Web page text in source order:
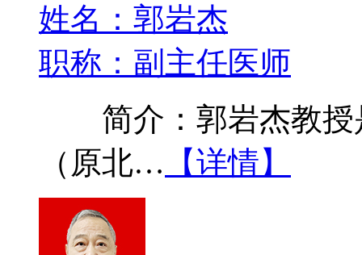
姓名：郭岩杰
职称：副主任医师
简介：郭岩杰教授
（原北… 【详情】